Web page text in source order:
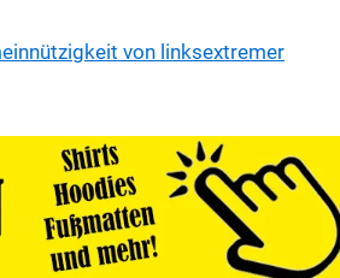
von linksextremer